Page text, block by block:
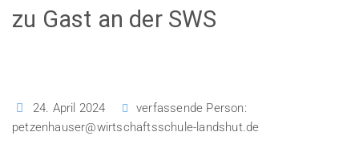
zu Gast an der SWS
24. April 2024
verfassende Person:
petzenhauser@wirtschaftsschule-landshut.de